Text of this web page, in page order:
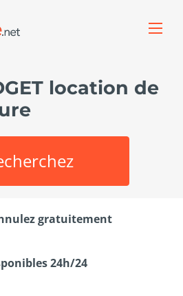
location de
gratuitement
24h/24